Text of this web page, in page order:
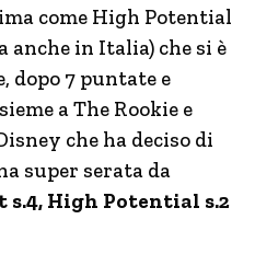
come High Potential
in Italia) che si è
dopo 7 puntate e
a The Rookie e
che ha deciso di
super serata da
High Potential s.2